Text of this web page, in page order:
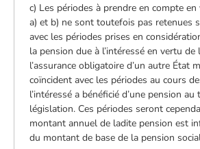
c) Les périodes à prendre en compte
a) et b) ne sont toutefois pas retenues
avec les périodes prises en
la pension due à l’intéressé en vertu
l’assurance obligatoire d’un autre État
coïncident avec les périodes au cours
l’intéressé a bénéficié d’une pension
législation. Ces périodes seront
montant annuel de ladite pension est
du montant de base de la pension